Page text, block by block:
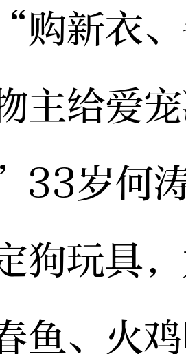
购新衣
主给爱
岁何
狗玩具
鱼、火